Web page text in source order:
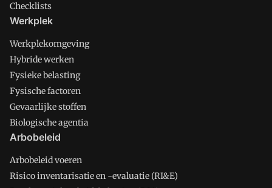
Checklists
Werkplek
Werkplekomgeving
Hybride werken
Fysieke belasting
Fysische factoren
Gevaarlijke stoffen
Biologische agentia
Arbobeleid
Arbobeleid voeren
Risico inventarisatie en -evaluatie (RI&E)